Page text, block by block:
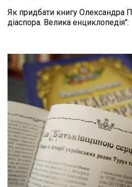
Як придбати книгу Олександра
діаспора. Велика енциклопедія":